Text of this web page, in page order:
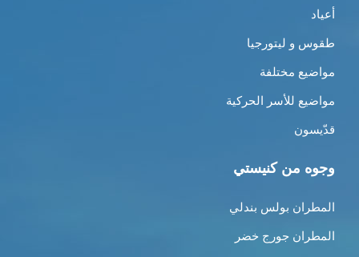
أعياد
طقوس و ليتورجيا
مواضيع مختلفة
مواضيع للأسر الحركية
قدّيسون
وجوه من كنيستي
المطران بولس بندلي
المطران جورج خضر